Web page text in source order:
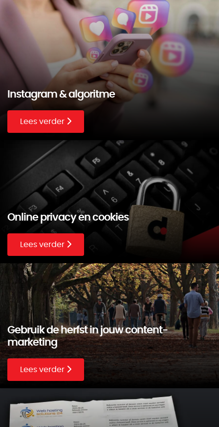
Instagram & algoritme
Lees verder
Online privacy en cookies
Lees verder
Gebruik de herfst in jouw content-
marketing
Lees verder